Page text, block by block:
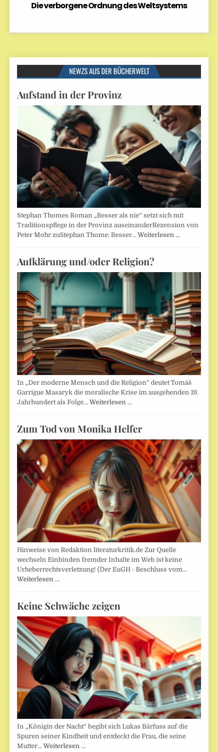
Die verborgene Ordnung des Weltsystems
NEWZS AUS DER BÜCHERWELT
Aufstand in der Provinz
Stephan Thomes Roman „Besser als nie“ setzt sich mit
Traditionspflege in der Provinz auseinanderRezension von
Peter Mohr zuStephan Thome: Besser…Weiterlesen …
Aufklärung und/oder Religion?
In „Der moderne Mensch und die Religion“ deutet Tomáš
Garrigue Masaryk die moralische Krise im ausgehenden 19.
Jahrhundert als Folge…Weiterlesen …
Zum Tod von Monika Helfer
Hinweise von Redaktion literaturkritik.de Zur Quelle
wechseln Einbinden fremder Inhalte im Web ist keine
Urheberrechtsverletzung! (Der EuGH - Beschluss vom…
Weiterlesen …
Keine Schwäche zeigen
In „Königin der Nacht“ begibt sich Lukas Bärfuss auf die
Spuren seiner Kindheit und entdeckt die Frau, die seine
Mutter…Weiterlesen …